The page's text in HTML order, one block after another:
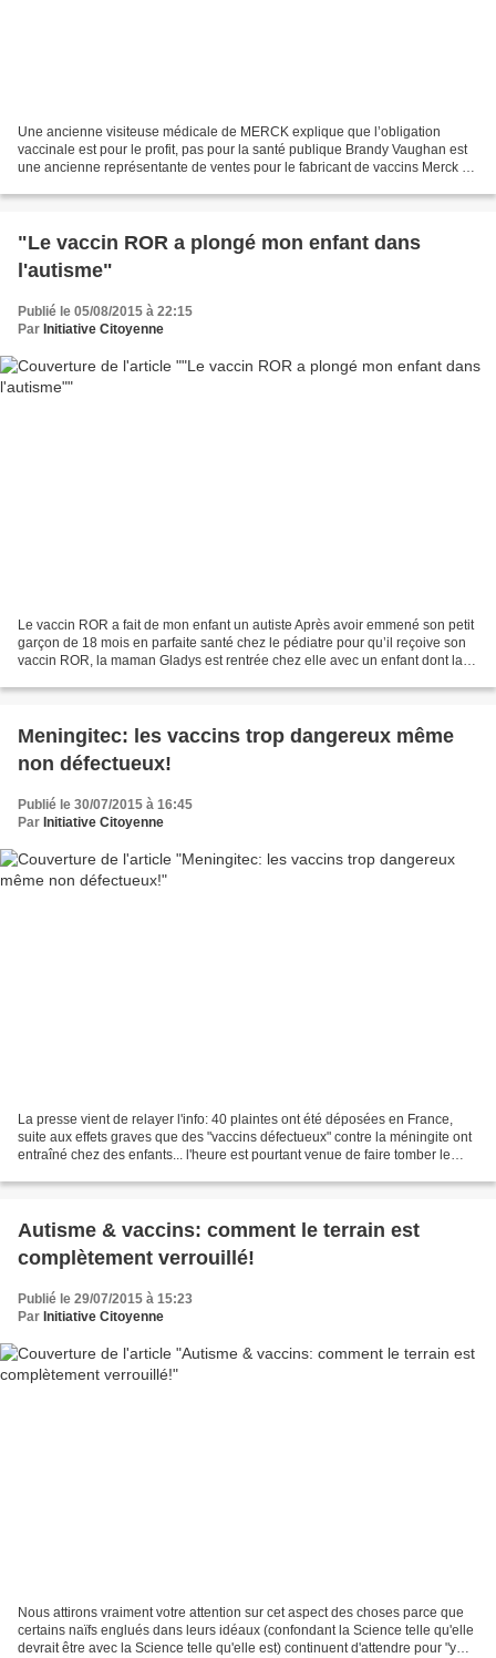
Une ancienne visiteuse médicale de MERCK explique que l’obligation
vaccinale est pour le profit, pas pour la santé publique Brandy Vaughan est
une ancienne représentante de ventes pour le fabricant de vaccins Merck &
"Le vaccin ROR a plongé mon enfant dans
l'autisme"
Publié le 05/08/2015 à 22:15
Par Initiative Citoyenne
Le vaccin ROR a fait de mon enfant un autiste Après avoir emmené son petit
garçon de 18 mois en parfaite santé chez le pédiatre pour qu’il reçoive son
vaccin ROR, la maman Gladys est rentrée chez elle avec un enfant dont la
Meningitec: les vaccins trop dangereux même
non défectueux!
Publié le 30/07/2015 à 16:45
Par Initiative Citoyenne
La presse vient de relayer l'info: 40 plaintes ont été déposées en France,
suite aux effets graves que des "vaccins défectueux" contre la méningite ont
entraîné chez des enfants... l'heure est pourtant venue de faire tomber le
Autisme & vaccins: comment le terrain est
complètement verrouillé!
Publié le 29/07/2015 à 15:23
Par Initiative Citoyenne
Nous attirons vraiment votre attention sur cet aspect des choses parce que
certains naïfs englués dans leurs idéaux (confondant la Science telle qu'elle
devrait être avec la Science telle qu'elle est) continuent d'attendre pour "y